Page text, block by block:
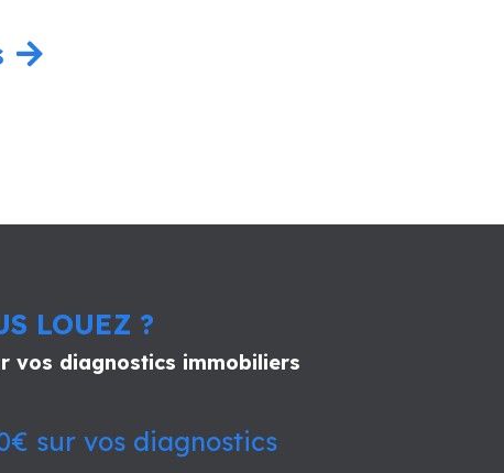
LOUEZ ?
vos diagnostics immobiliers
sur vos diagnostics